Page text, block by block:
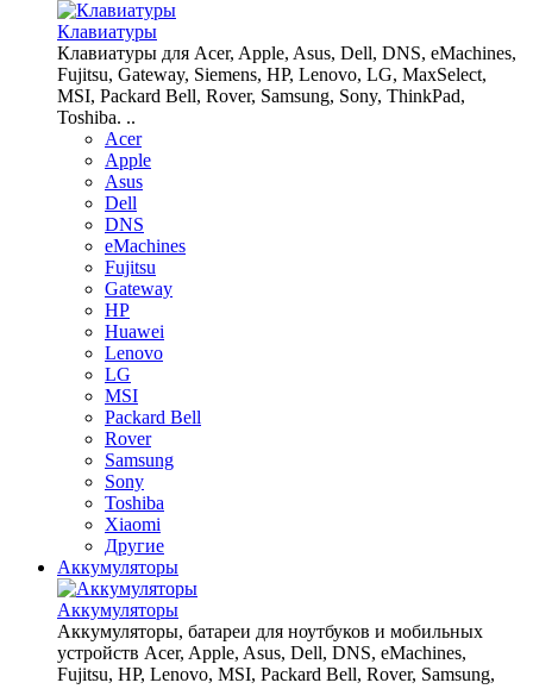
Клавиатуры
Клавиатуры для Acer, Apple, Asus, Dell, DNS, eMachines,
Fujitsu, Gateway, Siemens, HP, Lenovo, LG, MaxSelect,
MSI, Packard Bell, Rover, Samsung, Sony, ThinkPad,
Toshiba. ..
Acer
Apple
Asus
Dell
DNS
eMachines
Fujitsu
Gateway
HP
Huawei
Lenovo
LG
MSI
Packard Bell
Rover
Samsung
Sony
Toshiba
Xiaomi
Другие
Аккумуляторы
Аккумуляторы
Аккумуляторы, батареи для ноутбуков и мобильных
устройств Acer, Apple, Asus, Dell, DNS, eMachines,
Fujitsu, HP, Lenovo, MSI, Packard Bell, Rover, Samsung,